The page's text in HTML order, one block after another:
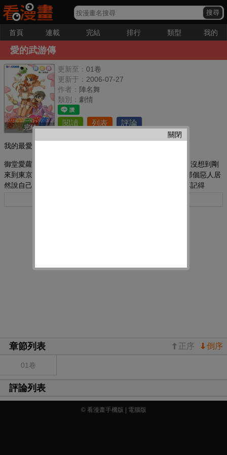
首頁 連載 完結 排行 類型 我的
愛的武游傳
完結
更新至： 01卷
更新于： 2006-07-27
作者： 陣名舞
類別： 劇情
閱讀 列表 評論
我的最愛：
御堂愛蘿為了十年前和初戀情人——阿一的約定,登錄東京。沒想到剛
來到東京,便受到一個惡人的捉弄。最令愛蘿受到打擊的是,那個惡人居
然說自己就是阿一！而當初對愛蘿說過的話,他竟然已完全不記得
章節列表 倒序
正序
01卷
評論列表
關閉
© 看漫畫手機版 | 電腦版